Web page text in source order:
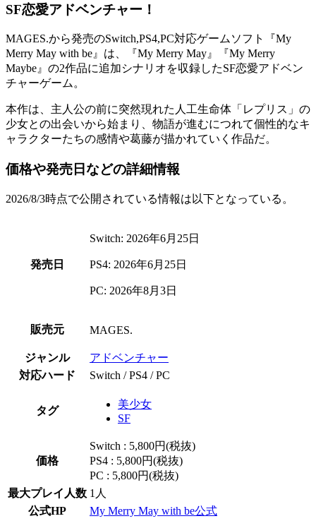
SF恋愛アドベンチャー！
MAGES.から発売のSwitch,PS4,PC対応ゲームソフト『My
Merry May with be』は、『My Merry May』『My Merry
Maybe』の2作品に追加シナリオを収録したSF恋愛アドベン
チャーゲーム。
本作は、主人公の前に突然現れた 人工生命体「レプリス」の
少女との出会いから始まり、物語が進むにつれて個性的なキ
ャラクターたちの感情や葛藤が描かれていく作品だ。
価格や発売日などの詳細情報
2026/8/3時点で公開されている情報は以下となっている。
発売日
Switch: 2026年6月25日
PS4: 2026年6月25日
PC: 2026年8月3日
販売元 MAGES.
ジャンル
アドベンチャー
対応ハード
Switch / PS4 / PC
タグ
美少女
SF
価格
Switch : 5,800円(税抜)
PS4 : 5,800円(税抜)
PC : 5,800円(税抜)
最大プレイ人数 1人
公式HP
My Merry May with be公式